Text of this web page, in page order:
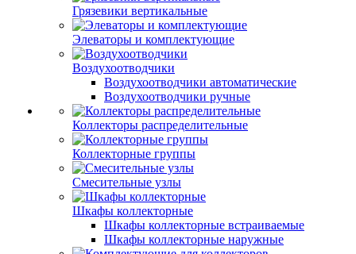
Грязевики вертикальные
Элеваторы и комплектующие
Воздухоотводчики
Воздухоотводчики автоматические
Воздухоотводчики ручные
Коллекторы распределительные
Коллекторные группы
Смесительные узлы
Шкафы коллекторные
Шкафы коллекторные встраиваемые
Шкафы коллекторные наружные